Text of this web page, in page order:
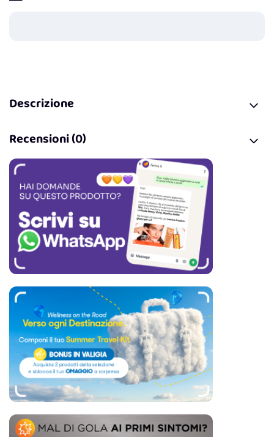
Descrizione
Recensioni (0)